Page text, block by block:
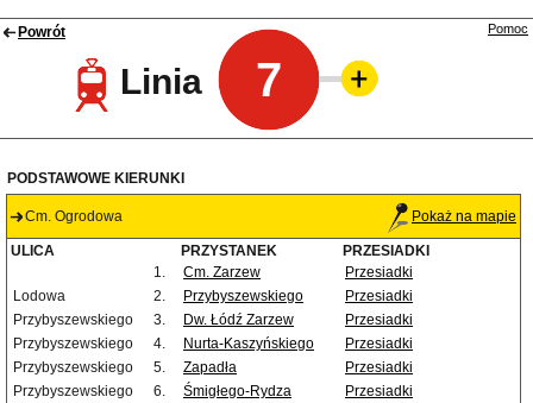
Powrót
Linia 7
Pomoc
PODSTAWOWE KIERUNKI
Cm. Ogrodowa Pokaż na mapie
ULICA PRZYSTANEK
PRZESIADKI
1.
Cm. Zarzew
Przesiadki
Lodowa
2. Przybyszewskiego
Przesiadki
Przybyszewskiego
3. Dw. Łódź Zarzew
Przesiadki
Przybyszewskiego
4. Nurta-Kaszyńskiego
Przesiadki
Przybyszewskiego
5. Zapadła
Przesiadki
Przybyszewskiego
6. Śmigłego-Rydza
Przesiadki